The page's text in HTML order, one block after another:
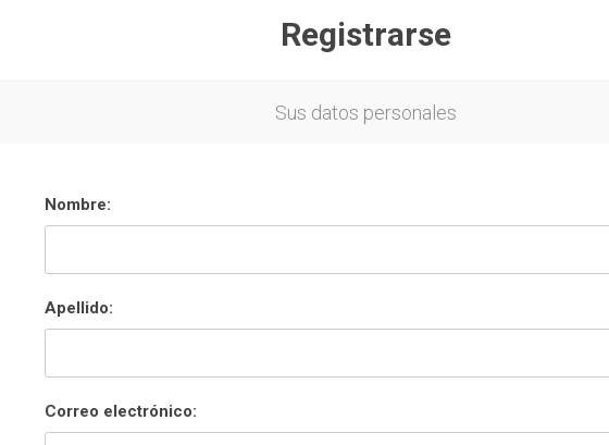
Registrarse
Sus datos personales
Nombre:
Apellido:
Correo electrónico: